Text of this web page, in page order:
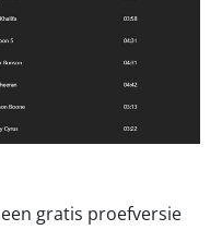
gratis proefversie